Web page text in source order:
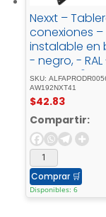
Nexxt –
conexiones –
instalable en
- negro, - RAL
90052U19"48
puertos
SKU:
AW192NXT41
$42.83
Compartir:
Comprar 🛒
Disponibles: 6